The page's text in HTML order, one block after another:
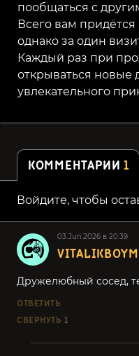
пообщаться с
Всего вам
однако за один
Каждый раз при
открываться новые
увлекательного
КОММЕНТАРИИ 1
Войдите, чтобы
03.Jun.2026 в 20:39
Дружелюбный сосед,
ОТВЕТИТЬ
СВЕРНУТЬ 1